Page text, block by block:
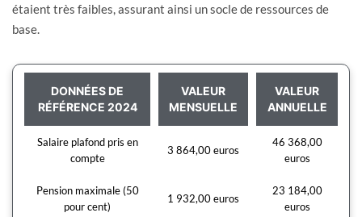
étaient très faibles, assurant ainsi un socle de ressources de
base.
DONNÉES DE
RÉFÉRENCE 2024
VALEUR
MENSUELLE
VALEUR
ANNUELLE
Salaire plafond pris en
compte
3 864,00 euros
46 368,00
euros
Pension maximale (50
pour cent)
1 932,00 euros
23 184,00
euros